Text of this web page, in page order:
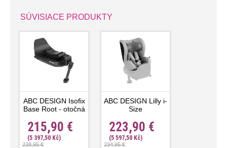
SÚVISIACE PRODUKTY
ABC DESIGN Isofix
Base Root - otočná
215,90 €
(5 397,50 Kč)
238,95 €
ABC DESIGN Lilly i-
Size
223,90 €
(5 597,50 Kč)
234,95 €